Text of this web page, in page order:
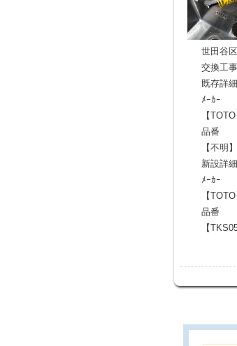
世田谷
交換工
既存詳細
ﾒｰｶｰ
【TOTO
品番
【不明】
新設詳細
ﾒｰｶｰ
【TOTO
品番
【